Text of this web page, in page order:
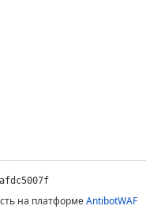
на платформеAntibotWAF